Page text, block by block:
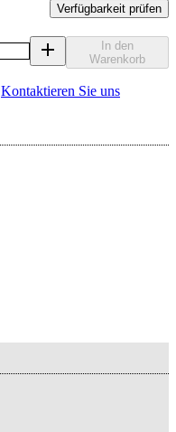
Verfügbarkeit prüfen
In den
Warenkorb
Kontaktieren Sie uns